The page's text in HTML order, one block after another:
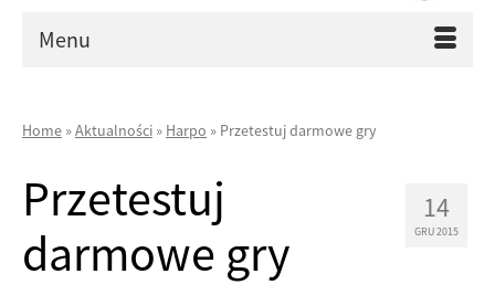
Menu
14
GRU 2015
Home »Aktualności » Harpo » Przetestuj darmowe gry
Przetestuj
darmowe gry